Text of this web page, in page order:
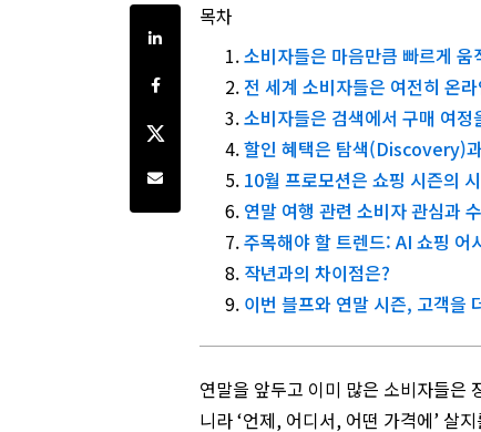
Share on LinkedIn
Share on Facebook
Share on Twitter
Share by e-mail
목차
소비자들은 마음만큼 빠르게 움
전 세계 소비자들은 여전히 온
소비자들은 검색에서 구매 여
할인 혜택은 탐색(Discovery)
10월 프로모션은 쇼핑 시즌의
연말 여행 관련 소비자 관심과
주목해야 할 트렌드: AI 쇼핑 어
작년과의 차이점은?
이번 블프와 연말 시즌, 고객을
연말을 앞두고 이미 많은 소비자들은
니라‘언제, 어디서, 어떤 가격에’ 살지